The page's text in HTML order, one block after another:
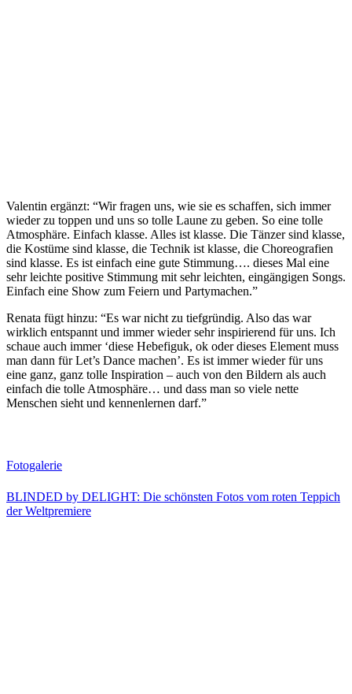
Valentin ergänzt: “Wir fragen uns, wie sie es schaffen, sich immer
wieder zu toppen und uns so tolle Laune zu geben. So eine tolle
Atmosphäre. Einfach klasse. Alles ist klasse. Die Tänzer sind klasse,
die Kostüme sind klasse, die Technik ist klasse, die Choreografien
sind klasse. Es ist einfach eine gute Stimmung…. dieses Mal eine
sehr leichte positive Stimmung mit sehr leichten, eingängigen Songs.
Einfach eine Show zum Feiern und Partymachen.”
Renata fügt hinzu: “Es war nicht zu tiefgründig. Also das war
wirklich entspannt und immer wieder sehr inspirierend für uns. Ich
schaue auch immer ‘diese Hebefiguk, ok oder dieses Element muss
man dann für Let’s Dance machen’. Es ist immer wieder für uns
eine ganz, ganz tolle Inspiration – auch von den Bildern als auch
einfach die tolle Atmosphäre… und dass man so viele nette
Menschen sieht und kennenlernen darf.”
Fotogalerie
BLINDED by DELIGHT: Die schönsten Fotos vom roten Teppich
der Weltpremiere